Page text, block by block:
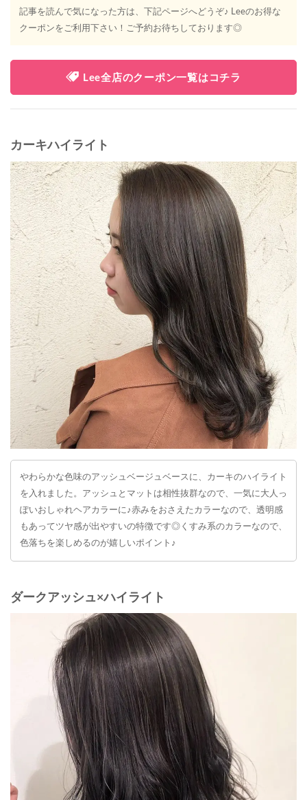
記事を読んで気になった方は、下記ページへどうぞ♪ Leeのお得な
クーポンをご利用下さい！ご予約お待ちしております◎
Lee全店のクーポン一覧はコチラ
カーキハイライト
やわらかな色味のアッシュベージュベースに、カーキのハイライト
を入れました。アッシュとマットは相性抜群なので、一気に大人っ
ぽいおしゃれヘアカラーに♪赤みをおさえたカラーなので、透明感
もあってツヤ感が出やすいの特徴です◎くすみ系のカラーなので、
色落ちを楽しめるのが嬉しいポイント♪
ダークアッシュ×ハイライト